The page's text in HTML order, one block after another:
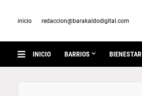
inicio redaccion@barakaldodigital.com
INICIO BARRIOS BIENESTAR